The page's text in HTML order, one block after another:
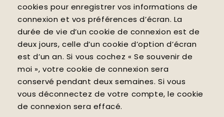
cookies pour enregistrer vos informations de
connexion et vos préférences d’écran. La
durée de vie d’un cookie de connexion est de
deux jours, celle d’un cookie d’option d’écran
est d’un an. Si vous cochez « Se souvenir de
moi », votre cookie de connexion sera
conservé pendant deux semaines. Si vous
vous déconnectez de votre compte, le cookie
de connexion sera effacé.